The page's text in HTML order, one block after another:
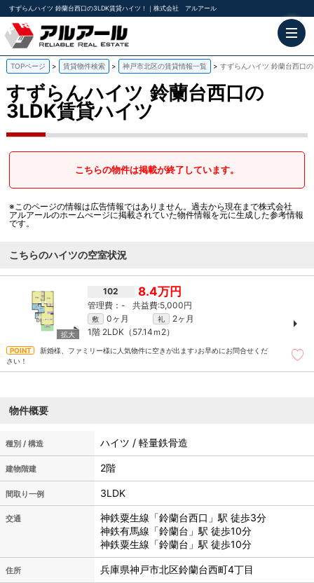
すずらんハイツ 鈴蘭台西口の3LDK賃貸ハイツ！｜株式会社 アルアール
TOPページ 賃貸物件検索 神戸市北区の賃貸情報一覧 すずらんハイツ 鈴蘭台西口
すずらんハイツ 鈴蘭台西口の
3LDK賃貸ハイツ
こちらの物件は掲載が終了しています。
※このページの情報は広告情報ではありません。過去から現在まで株式会社
アルアールのホームぺージに掲載されていた物件情報を元に生成した参考情報
です。
こちらのハイツの空室状況
102 8.4万円
- 5,000円
敷 0ヶ月 礼
2ヶ月
1階 2LDK（57.14ｍ 2）
新婚様、ファミリー様に人気物件に空きが出ます♪お早めにお問合せくだ
さい！
物件概要
種別 / 構造 ハイツ / 軽量鉄骨造
建物階建 2階
間取り一例 3LDK
交通
神鉄粟生線「鈴蘭台西口」駅 徒歩3分
神鉄有馬線「鈴蘭台」駅 徒歩10分
神鉄粟生線「鈴蘭台」駅 徒歩10分
住所 兵庫県神戸市北区鈴蘭台西町4丁目